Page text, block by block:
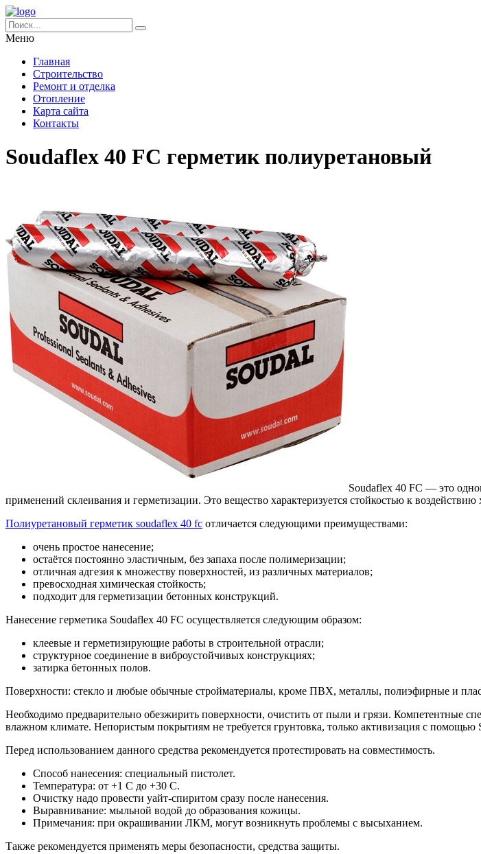
Меню
Главная
Строительство
Ремонт и отделка
Отопление
Карта сайта
Контакты
Soudaflex 40 FC герметик полиуретановый
Soudaflex 40 FC — это
применений склеивания и герметизации. Это вещество характеризуется стойкостью к
Полиуретановый герметик soudaflex 40 fc отличается следующими преимуществами:
очень простое нанесение;
остаётся постоянно эластичным, без запаха после полимеризации;
отличная адгезия к множеству поверхностей, из различных материалов;
превосходная химическая стойкость;
подходит для герметизации бетонных конструкций.
Нанесение герметика Soudaflex 40 FC осуществляется следующим образом:
клеевые и герметизирующие работы в строительной отрасли;
структурное соединение в виброустойчивых конструкциях;
затирка бетонных полов.
Поверхности: стекло и любые обычные стройматериалы, кроме ПВХ, металлы, полиэфирные и
Необходимо предварительно обезжирить поверхности, очистить от пыли и грязи. Компетентные
влажном климате. Непористым покрытиям не требуется грунтовка, только активизация с помощью
Перед использованием данного средства рекомендуется протестировать на совместимость.
Способ нанесения: специальный пистолет.
Температура: от +1 C до +30 C.
Очистку надо провести уайт-спиритом сразу после нанесения.
Выравнивание: мыльной водой до образования кожицы.
Примечания: при окрашивании ЛКМ, могут возникнуть проблемы с высыханием.
Также рекомендуется применять меры безопасности, средства защиты.